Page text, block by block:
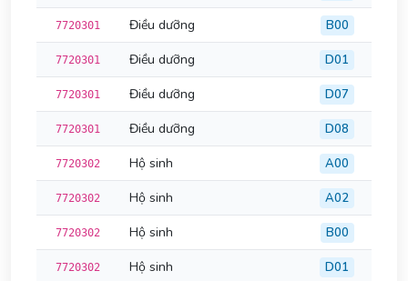
7720301 Điều dưỡng B00
7720301 Điều dưỡng D01
7720301 Điều dưỡng D07
7720301 Điều dưỡng D08
7720302 Hộ sinh A00
7720302 Hộ sinh A02
7720302 Hộ sinh B00
7720302 Hộ sinh D01